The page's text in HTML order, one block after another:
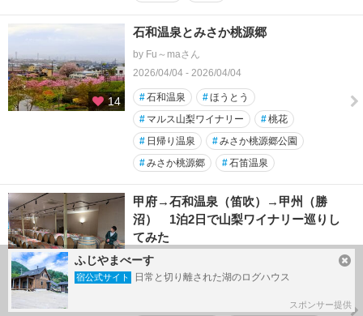
14
石和温泉とみさか桃源郷
by Fu～maさん
2026/04/04 - 2026/04/04
#石和温泉 #ほうとう
# マルス山梨ワイナリー #桃花
# 日帰り温泉 #みさか桃源郷公園
#みさか桃源郷 #石笛温泉
7
甲府→石和温泉（笛吹）→甲州（勝
沼） 1泊2日で山梨ワイナリー巡りし
てみた
by ゆいパパさん
2026/03/20 - 2026/03/21
ふじやまべーす
宿公式サイト 日常と切り離された湖のログハウス
スポンサー提供